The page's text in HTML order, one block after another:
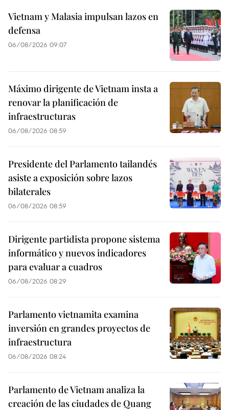
Vietnam y Malasia impulsan lazos en
defensa
06/08/2026 09:07
Máximo dirigente de Vietnam insta a
renovar la planificación de
infraestructuras
06/08/2026 08:59
Presidente del Parlamento tailandés
asiste a exposición sobre lazos
bilaterales
06/08/2026 08:59
Dirigente partidista propone sistema
informático y nuevos indicadores
para evaluar a cuadros
06/08/2026 08:29
Parlamento vietnamita examina
inversión en grandes proyectos de
infraestructura
06/08/2026 08:24
Parlamento de Vietnam analiza la
creación de las ciudades de Quang